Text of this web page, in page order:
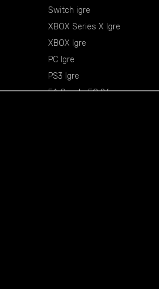
Switch igre
XBOX Series X Igre
XBOX Igre
PC Igre
PS3 Igre
EA Sports FC 26